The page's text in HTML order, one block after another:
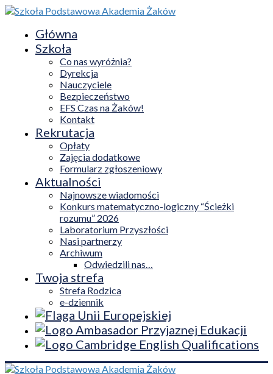
Główna
Szkoła
Co nas wyróżnia?
Dyrekcja
Nauczyciele
Bezpieczeństwo
EFS Czas na Żaków!
Kontakt
Rekrutacja
Opłaty
Zajęcia dodatkowe
Formularz zgłoszeniowy
Aktualności
Najnowsze wiadomości
Konkurs matematyczno-logiczny “Ścieżki
rozumu” 2026
Laboratorium Przyszłości
Nasi partnerzy
Archiwum
Odwiedzili nas…
Twoja strefa
Strefa Rodzica
e-dziennik